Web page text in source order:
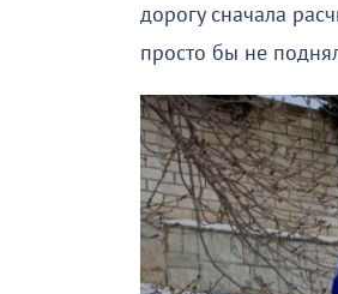
дорогу сначала
просто бы не